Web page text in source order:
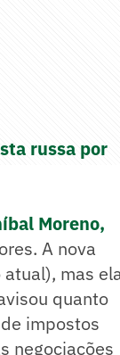
russa por
Moreno,
A nova
mas
quanto
impostos
negociações